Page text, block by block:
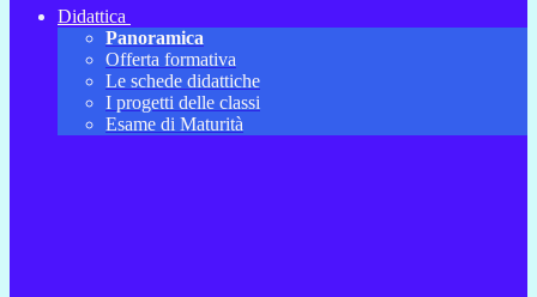
Didattica
Panoramica
Offerta formativa
Le schede didattiche
I progetti delle classi
Esame di Maturità